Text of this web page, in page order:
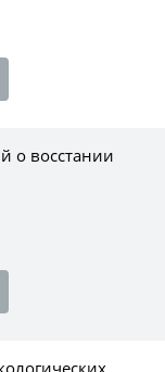
о восстании